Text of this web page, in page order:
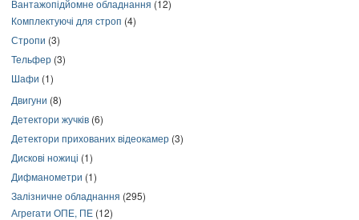
Вантажопідйомне обладнання (12)
Комплектуючі для строп (4)
Стропи (3)
Тельфер (3)
Шафи (1)
Двигуни (8)
Детектори жучків (6)
Детектори прихованих відеокамер (3)
Дискові ножиці (1)
Дифманометри (1)
Залізничне обладнання (295)
Агрегати ОПЕ, ПЕ (12)